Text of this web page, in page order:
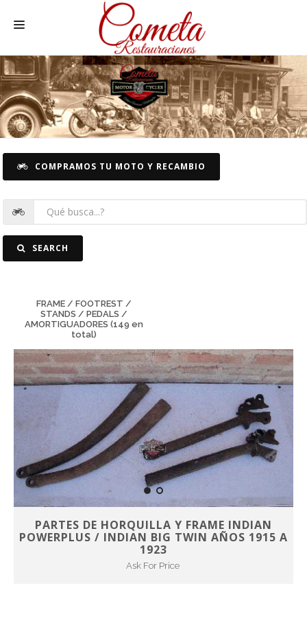
HOME
SPANISH MOTORCYCLES
MOTORCYCLE SPARE PARTS
COMPRAMOS TU MOTO Y RECAMBIO
SEARCH
FRAME / FOOTREST /
STANDS / PEDALS /
AMORTIGUADORES (149 en
total)
PARTES DE HORQUILLA Y FRAME INDIAN
POWERPLUS / INDIAN BIG TWIN AÑOS 1915 A
1923
Ask For Price